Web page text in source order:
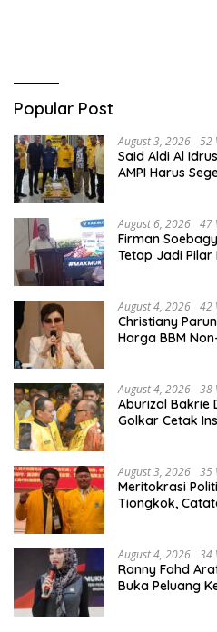
Popular Post
August 3, 2026 52
Said Aldi Al
AMPI Harus
August 6, 2026 47
Firman
Tetap Jadi Pilar
August 4, 2026 42
Christiany
Harga BBM
August 4, 2026 38
Aburizal Bakrie
Golkar Cetak
August 3, 2026 35
Meritokrasi
Tiongkok,
August 4, 2026 34
Ranny Fahd
Buka Peluang